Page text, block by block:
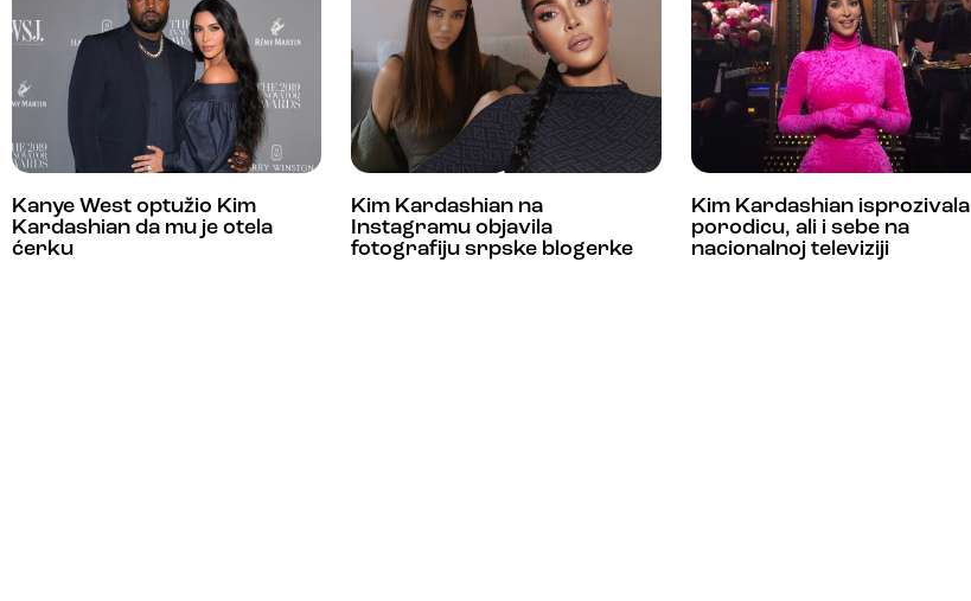
Kanye West optužio Kim
Kardashian da mu je otela
ćerku
Kim Kardashian na
Instagramu objavila
fotografiju srpske blogerke
Kim Kardashian isprozivala
porodicu, ali i sebe na
nacionalnoj televiziji